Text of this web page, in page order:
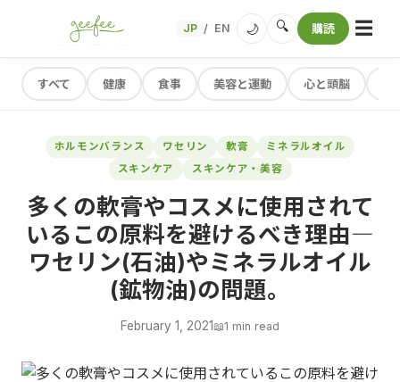
JP / EN 🌙 🔍 購読 ☰
すべて 健康 食事 美容と運動 心と頭脳
ホルモンバランス ワセリン 軟膏
ミネラルオイル
スキンケア
スキンケア・美容
多くの軟膏やコスメに使用されて
いるこの原料を避けるべき理由―
ワセリン(石油)やミネラルオイル
(鉱物油)の問題。
February 1, 2021📖1 min read